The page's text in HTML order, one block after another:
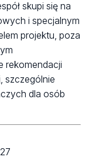
skupi się na
i specjalnym
projektu, poza
rekomendacji
szczególnie
dla osób